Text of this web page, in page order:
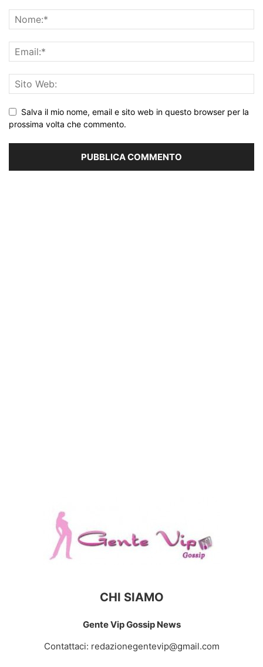
Salva il mio nome, email e sito web in questo browser per la
prossima volta che commento.
CHI SIAMO
Gente Vip Gossip News
Contattaci: redazionegentevip@gmail.com